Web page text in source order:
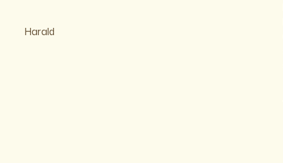
Harald